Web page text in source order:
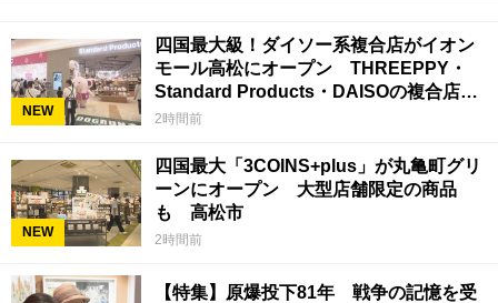
NEW
四国最大級！ダイソー系複合店がイオン
モール高松にオープン THREEPPY・
Standard Products・DAISOの複合店は
香川県初
2時間前
NEW
四国最大「3COINS+plus」が丸亀町グリ
ーンにオープン 大型店舗限定の商品
も 高松市
2時間前
【特集】原爆投下81年 戦争の記憶を受